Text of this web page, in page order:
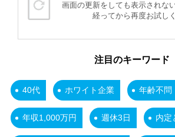
画面の更新をしても表示されな
経ってから再度お試し
注目のキーワード
40代 ホワイト企業 年齢不問
年収1,000万円 週休3日 内定